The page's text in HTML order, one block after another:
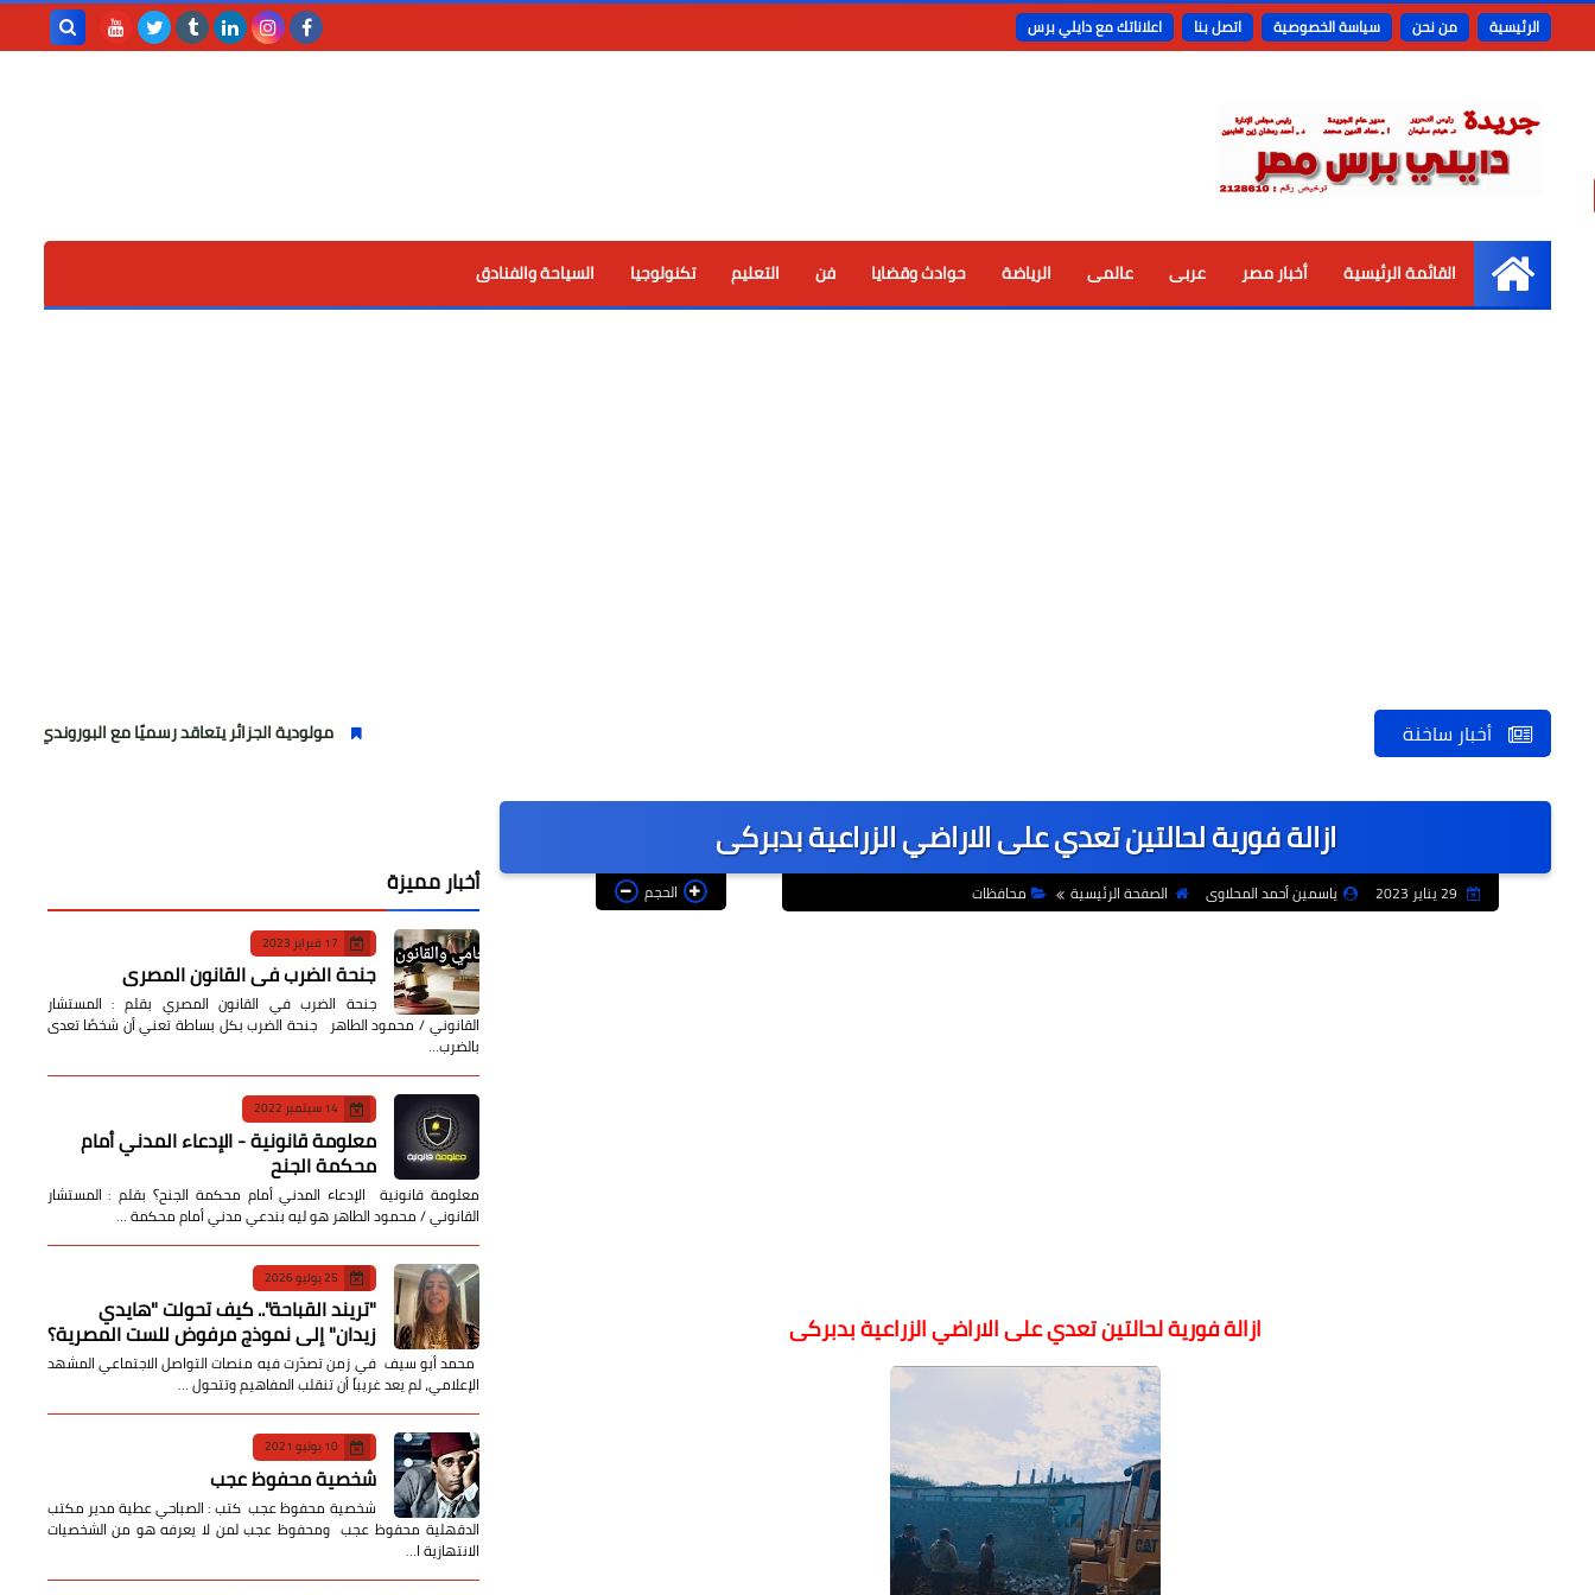
الرئيسية من نحن سياسة الخصوصية اتصل بنا اعلاناتك مع دايلي برس
الرئيسية
القائمة الرئيسية أخبار مصر عربى عالمى الرياضة حوادث وقضايا فن التعليم تكنولوجيا السياحة والفنادق
أخبار ساخنة مولودية الجزائر يتعاقد رسميًا مع البوروندي «موسي
ازالة فورية لحالتين تعدي على الاراضي الزراعية بدبركى
ياسمين أحمد المحلاوى الصفحة الرئيسية محافظات الحجم
ازالة فورية لحالتين تعدي على الاراضي الزراعية بدبركى
أخبار مميزة
17 فبراير 2023
جنحة الضرب في القانون المصري
جنحة الضرب في القانون المصري بقلم : المستشار
القانوني / محمود الطاهر جنحة الضرب بكل بساطة تعني أن شخصًا تعدى
بالضرب…
14 سبتمبر 2022
معلومة قانونية - الإدعاء المدني أمام
محكمة الجنح
معلومة قانونية الإدعاء المدني أمام محكمة الجنح؟ بقلم : المستشار
القانوني / محمود الطاهر هو ليه بندعي مدني أمام محكمة …
25 يوليو 2026
​"تريند القباحة".. كيف تحولت "هايدي
زيدان" إلى نموذج مرفوض للست المصرية؟
​ محمد أبو سيف ​في زمن تصدّرت فيه منصات التواصل الاجتماعي المشهد
الإعلامي، لم يعد غريباً أن تنقلب المفاهيم وتتحول …
10 يونيو 2021
شخصية محفوظ عجب
شخصية محفوظ عجب كتب : الصباحي عطية مدير مكتب
الدقهلية محفوظ عجب ومحفوظ عجب لمن لا يعرفه هو من الشخصيات
الانتهازية ا…